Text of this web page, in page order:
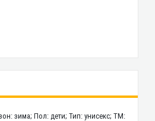
зима; Пол: дети; Тип: унисекс; ТМ: